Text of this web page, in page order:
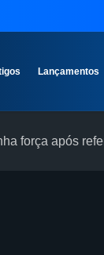
Lançamentos
força após